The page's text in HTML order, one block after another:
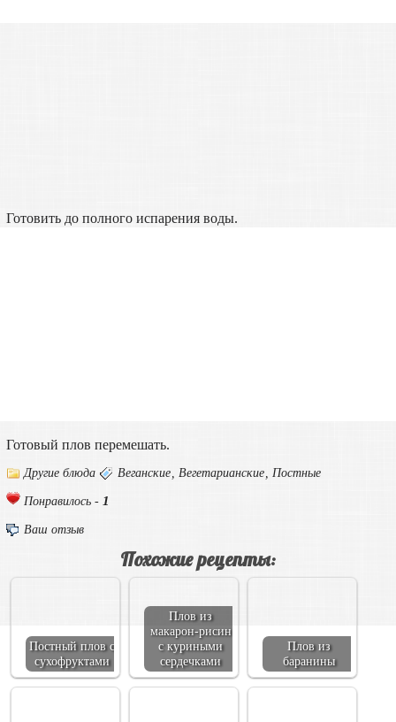
Готовить до полного испарения воды.
Готовый плов перемешать.
Другие блюда Веганские Вегетарианские Постные
Понравилось -1
Ваш отзыв
Похожие рецепты:
Постный плов с
сухофруктами
Плов из
макарон-рисин
с куриными
сердечками
Плов из
баранины